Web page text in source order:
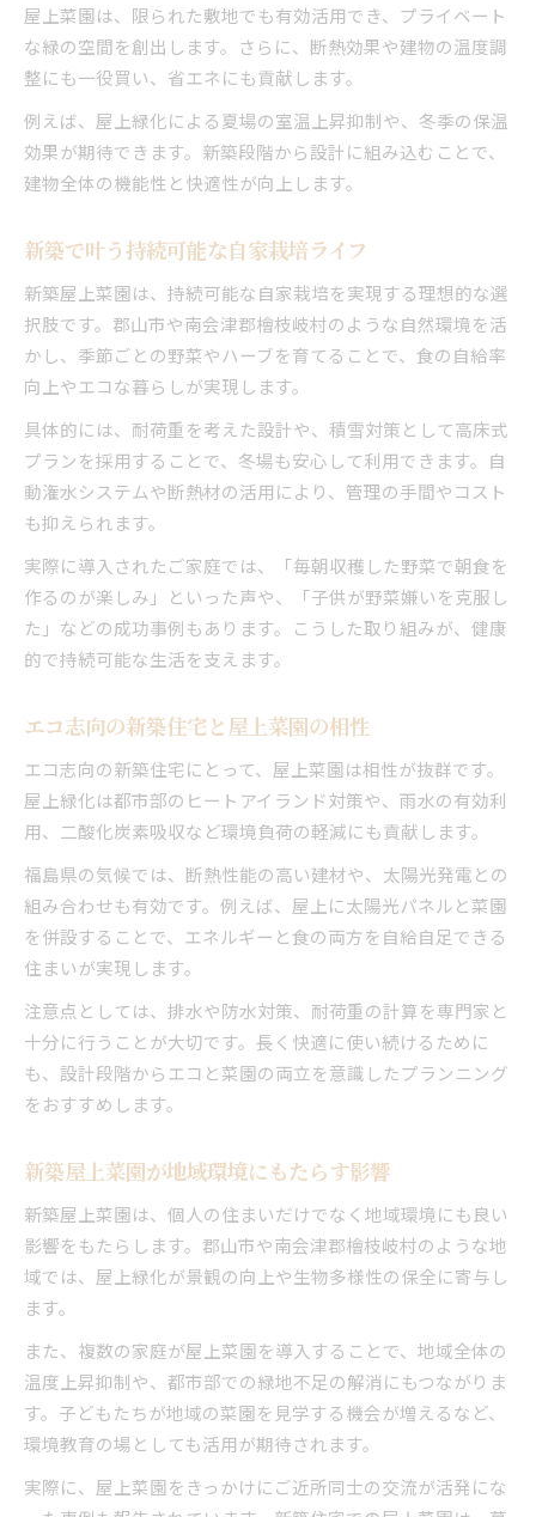
積雪時の新築菜園管理と安全ポイント
家族で育てる新築菜園の実現ステップ
新築屋上菜園計画を家族で始める手順
家族の役割分担で新築菜園を楽しく運営
新築菜園で子どもと学ぶ自然の大切さ
家族の絆を深める新築屋上菜園の工夫
屋上菜園は、限られた敷地でも有効活用でき、プライベート
な緑の空間を創出します。さらに、断熱効果や建物の温度調
整にも一役買い、省エネにも貢献します。
例えば、屋上緑化による夏場の室温上昇抑制や、冬季の保温
効果が期待できます。新築段階から設計に組み込むことで、
建物全体の機能性と快適性が向上します。
新築で叶う持続可能な自家栽培ライフ
新築屋上菜園は、持続可能な自家栽培を実現する理想的な選
択肢です。郡山市や南会津郡檜枝岐村のような自然環境を活
かし、季節ごとの野菜やハーブを育てることで、食の自給率
向上やエコな暮らしが実現します。
具体的には、耐荷重を考えた設計や、積雪対策として高床式
プランを採用することで、冬場も安心して利用できます。自
動潅水システムや断熱材の活用により、管理の手間やコスト
も抑えられます。
実際に導入されたご家庭では、「毎朝収穫した野菜で朝食を
作るのが楽しみ」といった声や、「子供が野菜嫌いを克服し
た」などの成功事例もあります。こうした取り組みが、健康
的で持続可能な生活を支えます。
エコ志向の新築住宅と屋上菜園の相性
エコ志向の新築住宅にとって、屋上菜園は相性が抜群です。
屋上緑化は都市部のヒートアイランド対策や、雨水の有効利
用、二酸化炭素吸収など環境負荷の軽減にも貢献します。
福島県の気候では、断熱性能の高い建材や、太陽光発電との
組み合わせも有効です。例えば、屋上に太陽光パネルと菜園
を併設することで、エネルギーと食の両方を自給自足できる
住まいが実現します。
注意点としては、排水や防水対策、耐荷重の計算を専門家と
十分に行うことが大切です。長く快適に使い続けるために
も、設計段階からエコと菜園の両立を意識したプランニング
をおすすめします。
新築屋上菜園が地域環境にもたらす影響
新築屋上菜園は、個人の住まいだけでなく地域環境にも良い
影響をもたらします。郡山市や南会津郡檜枝岐村のような地
域では、屋上緑化が景観の向上や生物多様性の保全に寄与し
ます。
また、複数の家庭が屋上菜園を導入することで、地域全体の
温度上昇抑制や、都市部での緑地不足の解消にもつながりま
す。子どもたちが地域の菜園を見学する機会が増えるなど、
環境教育の場としても活用が期待されます。
実際に、屋上菜園をきっかけにご近所同士の交流が活発にな